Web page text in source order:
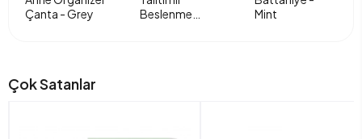
Çanta - Grey
Beslenme
Mint
Çok Satanlar